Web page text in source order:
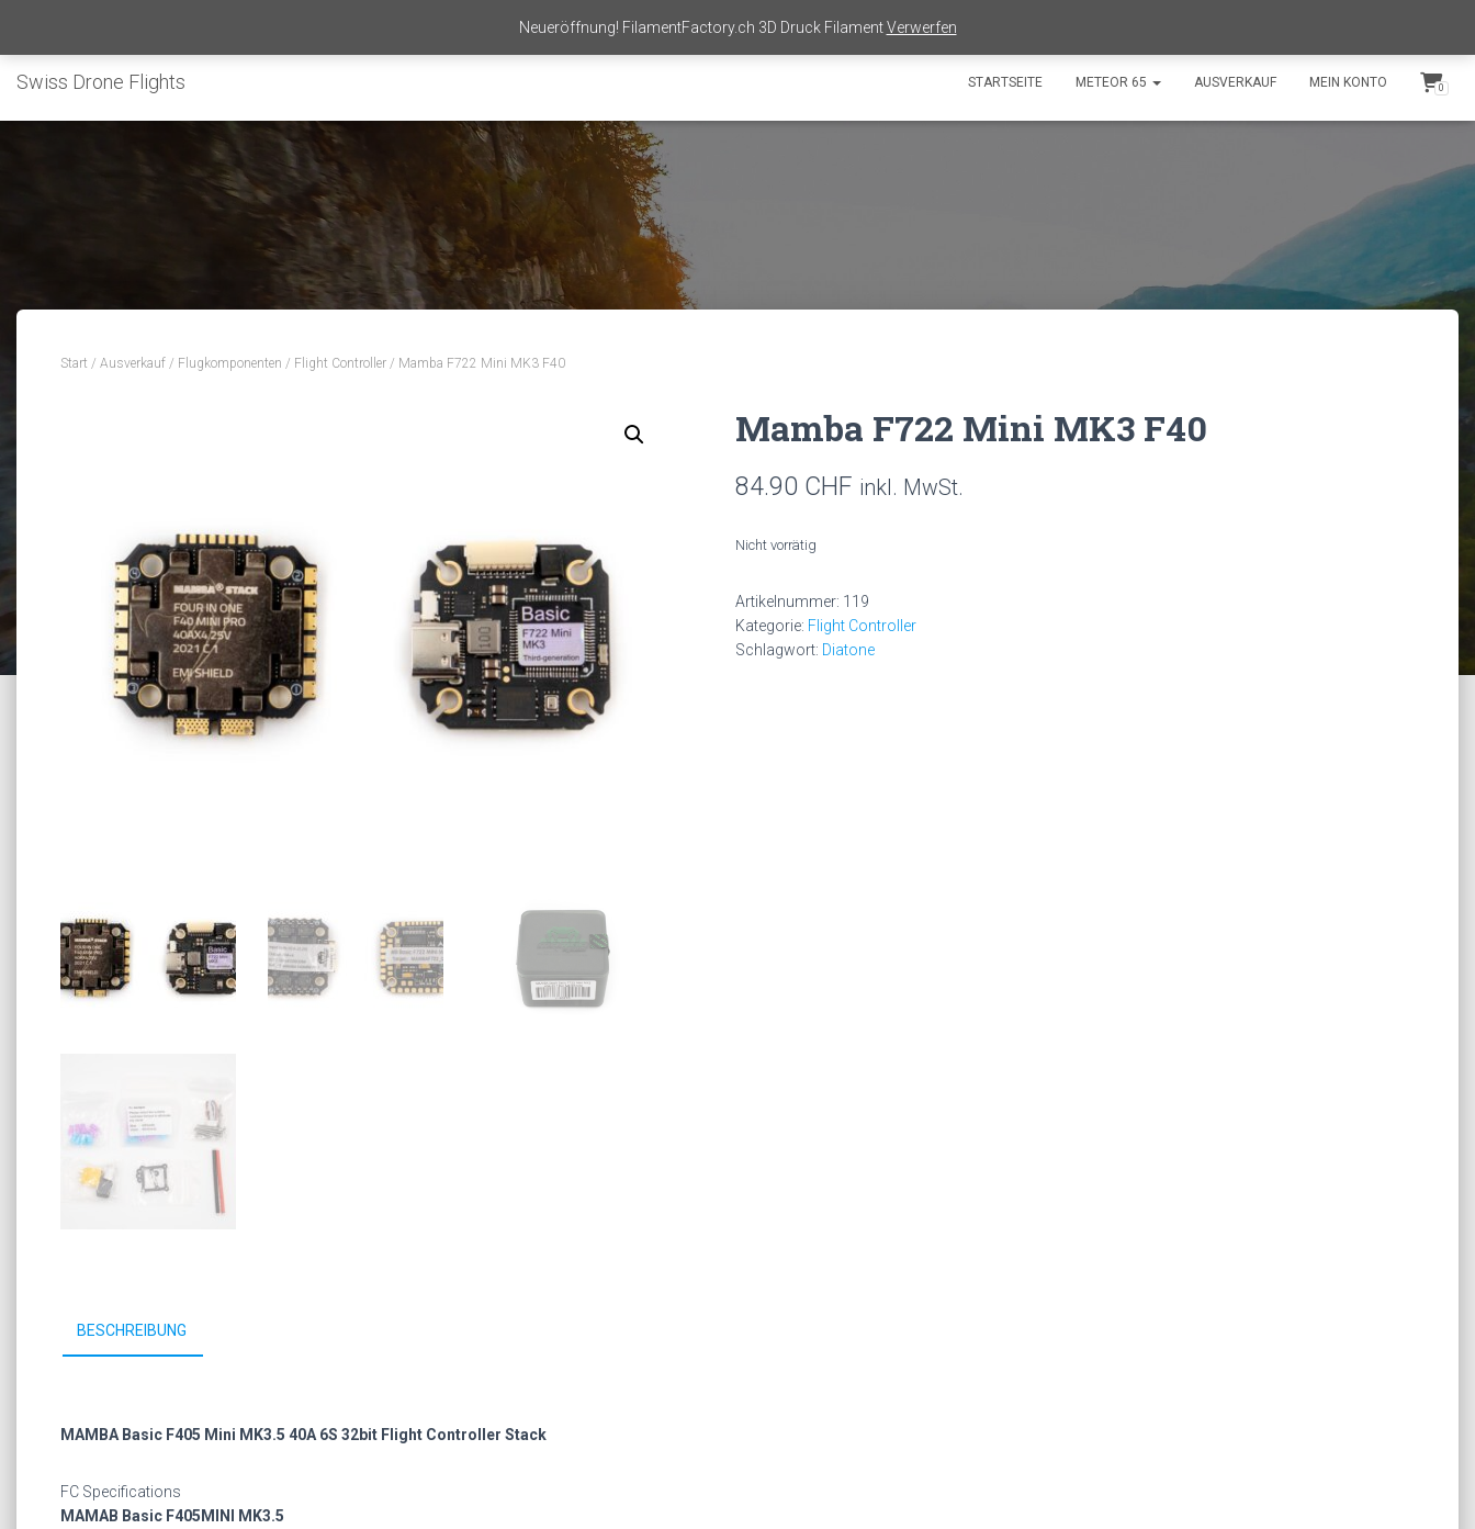
Neueröffnung! FilamentFactory.ch 3D Druck FilamentVerwerfen
Swiss Drone Flights STARTSEITE METEOR 65 AUSVERKAUF MEIN KONTO 0
Start / Ausverkauf / Flugkomponenten / Flight Controller / Mamba F722 Mini MK3 F40
Mamba F722 Mini MK3 F40
84.90 CHF inkl. MwSt.
Nicht vorrätig
Artikelnummer: 119
Kategorie: Flight Controller
Schlagwort: Diatone
BESCHREIBUNG
MAMBA Basic F405 Mini MK3.5 40A 6S 32bit Flight Controller Stack
FC Specifications
MAMAB Basic F405MINI MK3.5